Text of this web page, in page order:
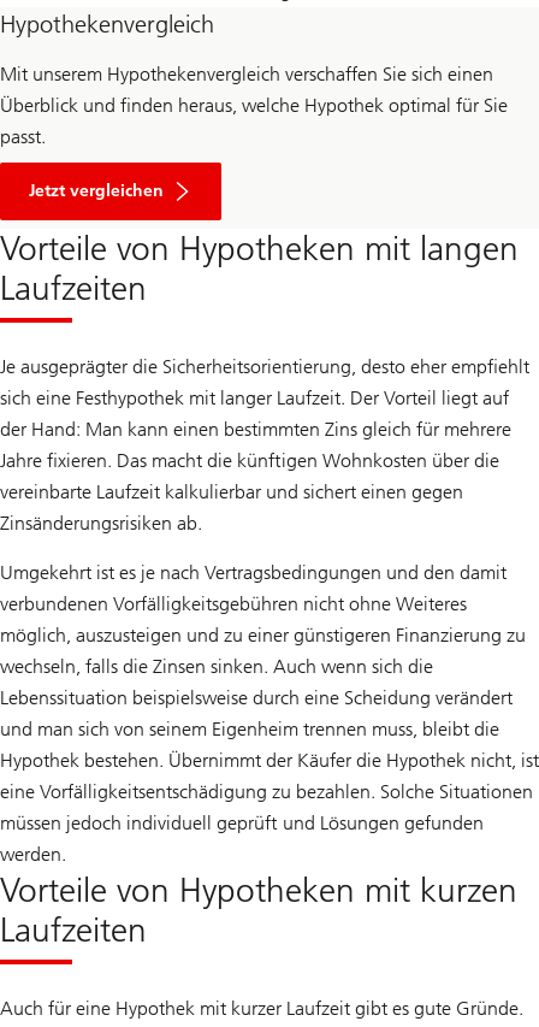
Hypothekenvergleich
Mit unserem Hypothekenvergleich verschaffen Sie sich einen
Überblick und finden heraus, welche Hypothek optimal für Sie
passt.
Jetzt vergleichen
Hypothekenvergleich
Vorteile von Hypotheken mit langen
Laufzeiten
Je ausgeprägter die Sicherheitsorientierung, desto eher empfiehlt
sich eine Festhypothek mit langer Laufzeit. Der Vorteil liegt auf
der Hand: Man kann einen bestimmten Zins gleich für mehrere
Jahre fixieren. Das macht die künftigen Wohnkosten über die
vereinbarte Laufzeit kalkulierbar und sichert einen gegen
Zinsänderungsrisiken ab.
Umgekehrt ist es je nach Vertragsbedingungen und den damit
verbundenen Vorfälligkeitsgebühren nicht ohne Weiteres
möglich, auszusteigen und zu einer günstigeren Finanzierung zu
wechseln, falls die Zinsen sinken. Auch wenn sich die
Lebenssituation beispielsweise durch eine Scheidung verändert
und man sich von seinem Eigenheim trennen muss, bleibt die
Hypothek bestehen. Übernimmt der Käufer die Hypothek nicht, ist
eine Vorfälligkeitsentschädigung zu bezahlen. Solche Situationen
müssen jedoch individuell geprüft und Lösungen gefunden
werden.
Vorteile von Hypotheken mit kurzen
Laufzeiten
Auch für eine Hypothek mit kurzer Laufzeit gibt es gute Gründe.